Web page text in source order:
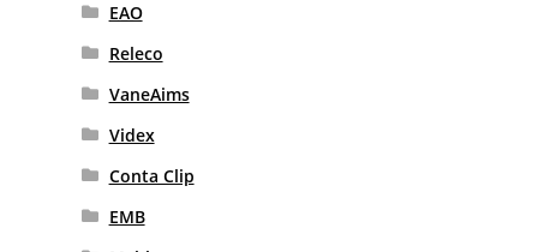
EAO
Releco
VaneAims
Videx
Conta Clip
EMB